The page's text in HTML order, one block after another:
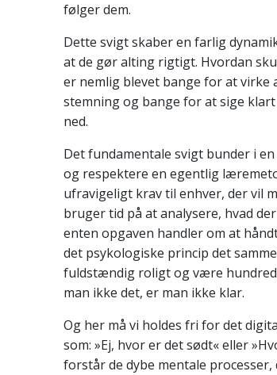
følger dem.
Dette svigt skaber en farlig
at de gør alting rigtigt. Hvordan
er nemlig blevet bange for at
stemning og bange for at sige
ned.
Det fundamentale svigt bunder i
og respektere en egentlig
ufravigeligt krav til enhver, der vil
bruger tid på at analysere, hvad
enten opgaven handler om at
det psykologiske princip det
fuldstændig roligt og være
man ikke det, er man ikke klar.
Og her må vi holdes fri for det
som: »Ej, hvor er det sødt« eller
forstår de dybe mentale